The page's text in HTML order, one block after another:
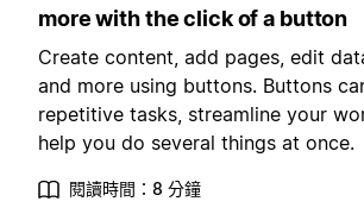
more with the click of a button
Create content, add pages, edit
and more using buttons. Buttons
repetitive tasks, streamline your
help you do several things at once.
閱讀時間：8 分鐘